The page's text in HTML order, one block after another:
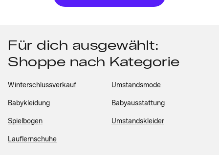
Für dich ausgewählt:
Shoppe nach Kategorie
Winterschlussverkauf Umstandsmode
Babykleidung Babyausstattung
Spielbogen Umstandskleider
Lauflernschuhe